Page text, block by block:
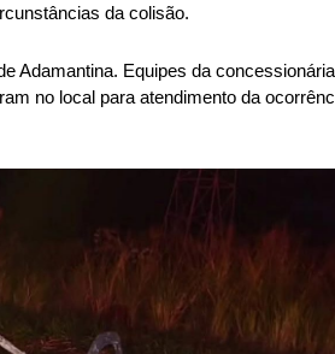
da colisão.
Adamantina. Equipes da
no local para atendimento da